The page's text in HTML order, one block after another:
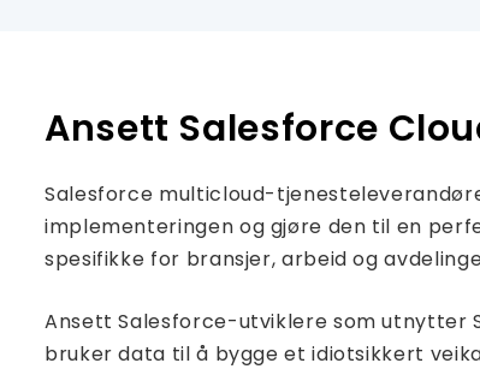
Ansett Salesforce
Salesforce multicloud-
implementeringen og gjøre den til en
spesifikke for bransjer, arbeid og
Ansett Salesforce-utviklere som utnytter
bruker data til å bygge et idiotsikkert